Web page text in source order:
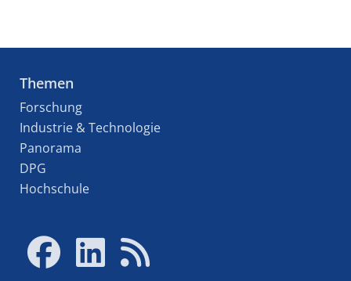
Themen
Forschung
Industrie & Technologie
Panorama
DPG
Hochschule